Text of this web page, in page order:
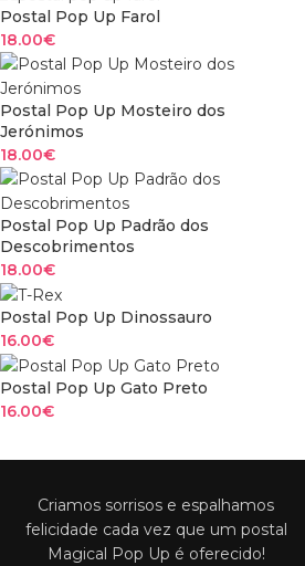
Postal Pop Up Farol
18.00€
Postal Pop Up Mosteiro dos
Jerónimos
18.00€
Postal Pop Up Padrão dos
Descobrimentos
18.00€
Postal Pop Up Dinossauro
16.00€
Postal Pop Up Gato Preto
16.00€
Criamos sorrisos e espalhamos
felicidade cada vez que um postal
Magical Pop Up é oferecido!